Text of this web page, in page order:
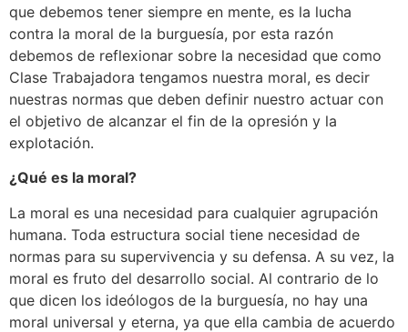
que debemos tener siempre en mente, es la lucha
contra la moral de la burguesía, por esta razón
debemos de reflexionar sobre la necesidad que como
Clase Trabajadora tengamos nuestra moral, es decir
nuestras normas que deben definir nuestro actuar con
el objetivo de alcanzar el fin de la opresión y la
explotación.
¿Qué es la moral?
La moral es una necesidad para cualquier agrupación
humana. Toda estructura social tiene necesidad de
normas para su supervivencia y su defensa. A su vez, la
moral es fruto del desarrollo social. Al contrario de lo
que dicen los ideólogos de la burguesía, no hay una
moral universal y eterna, ya que ella cambia de acuerdo